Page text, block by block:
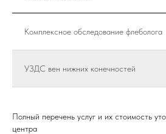
Комплексное обследование флеболога
УЗДС вен нижних конечностей
Полный перечень услуг и их стоимость
центра